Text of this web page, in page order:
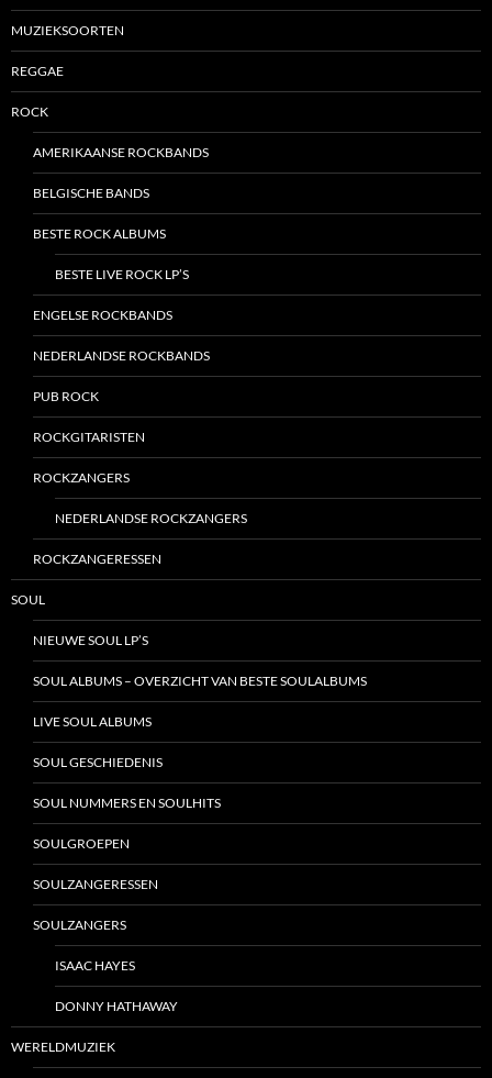
MUZIEKSOORTEN
REGGAE
ROCK
AMERIKAANSE ROCKBANDS
BELGISCHE BANDS
BESTE ROCK ALBUMS
BESTE LIVE ROCK LP’S
ENGELSE ROCKBANDS
NEDERLANDSE ROCKBANDS
PUB ROCK
ROCKGITARISTEN
ROCKZANGERS
NEDERLANDSE ROCKZANGERS
ROCKZANGERESSEN
SOUL
NIEUWE SOUL LP’S
SOUL ALBUMS – OVERZICHT VAN BESTE SOULALBUMS
LIVE SOUL ALBUMS
SOUL GESCHIEDENIS
SOUL NUMMERS EN SOULHITS
SOULGROEPEN
SOULZANGERESSEN
SOULZANGERS
ISAAC HAYES
DONNY HATHAWAY
WERELDMUZIEK